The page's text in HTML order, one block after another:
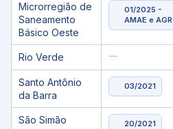
Microrregião de
Saneamento
Básico Oeste
01/2025 -
AMAE e AGR
Rio Verde —
Santo Antônio
da Barra
03/2021
São Simão 20/2021